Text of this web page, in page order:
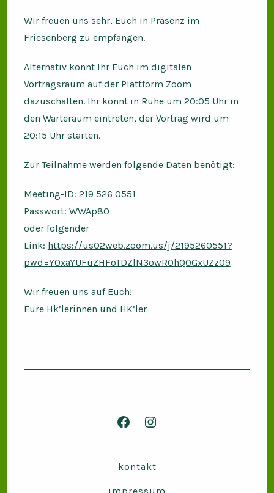
Wir freuen uns sehr, Euch in Präsenz im
Friesenberg zu empfangen.
Alternativ könnt Ihr Euch im digitalen
Vortragsraum auf der Plattform Zoom
dazuschalten. Ihr könnt in Ruhe um 20:05 Uhr in
den Warteraum eintreten, der Vortrag wird um
20:15 Uhr starten.
Zur Teilnahme werden folgende Daten benötigt:
Meeting-ID: 219 526 0551
Passwort: WWAp80
oder folgender
Link: https://us02web.zoom.us/j/2195260551?
pwd=Y0xaYUFuZHFoTDZlN3owR0hQOGxUZz09
Wir freuen uns auf Euch!
Eure Hk’lerinnen und HK’ler
Facebook
neuem
Instagram
neuem
kontakt